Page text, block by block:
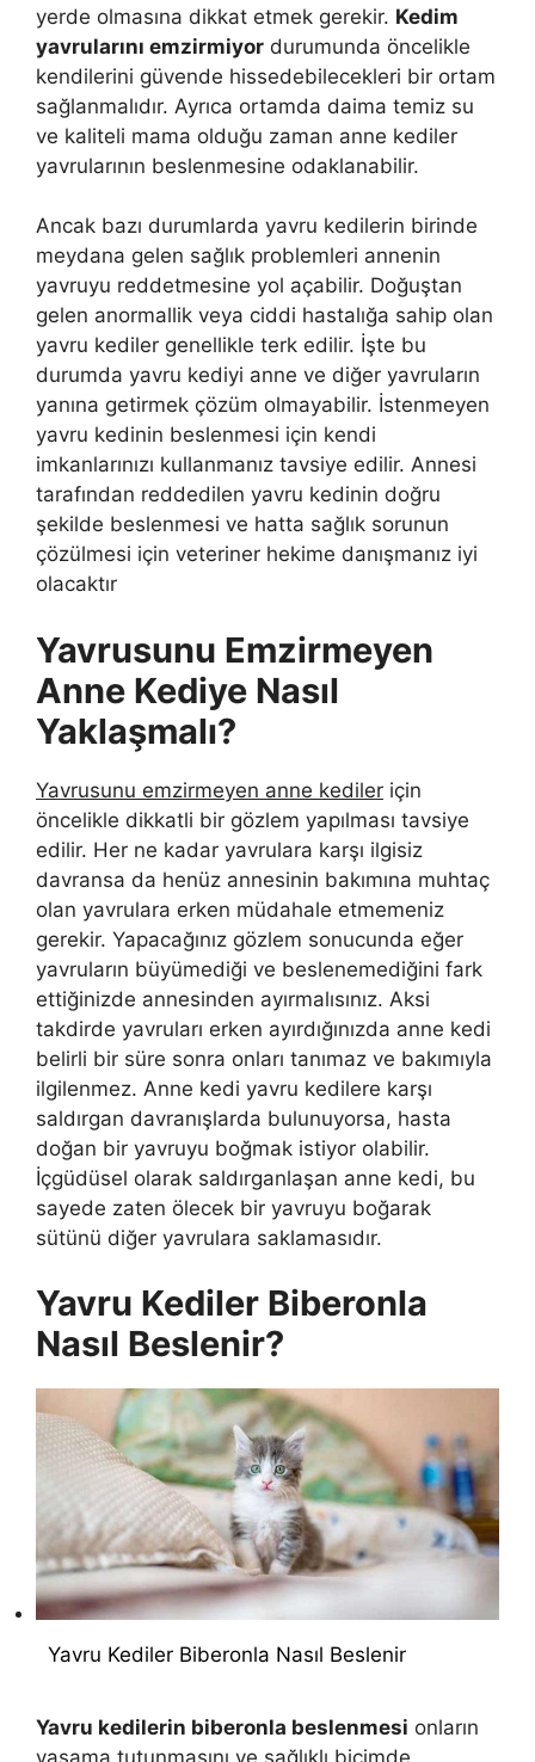
yerde olmasına dikkat etmek gerekir. Kedim
yavrularını emzirmiyor durumunda öncelikle
kendilerini güvende hissedebilecekleri bir ortam
sağlanmalıdır. Ayrıca ortamda daima temiz su
ve kaliteli mama olduğu zaman anne kediler
yavrularının beslenmesine odaklanabilir.
Ancak bazı durumlarda yavru kedilerin birinde
meydana gelen sağlık problemleri annenin
yavruyu reddetmesine yol açabilir. Doğuştan
gelen anormallik veya ciddi hastalığa sahip olan
yavru kediler genellikle terk edilir. İşte bu
durumda yavru kediyi anne ve diğer yavruların
yanına getirmek çözüm olmayabilir. İstenmeyen
yavru kedinin beslenmesi için kendi
imkanlarınızı kullanmanız tavsiye edilir. Annesi
tarafından reddedilen yavru kedinin doğru
şekilde beslenmesi ve hatta sağlık sorunun
çözülmesi için veteriner hekime danışmanız iyi
olacaktır
Yavrusunu Emzirmeyen
Anne Kediye Nasıl
Yaklaşmalı?
Yavrusunu emzirmeyen anne kediler için
öncelikle dikkatli bir gözlem yapılması tavsiye
edilir. Her ne kadar yavrulara karşı ilgisiz
davransa da henüz annesinin bakımına muhtaç
olan yavrulara erken müdahale etmemeniz
gerekir. Yapacağınız gözlem sonucunda eğer
yavruların büyümediği ve beslenemediğini fark
ettiğinizde annesinden ayırmalısınız. Aksi
takdirde yavruları erken ayırdığınızda anne kedi
belirli bir süre sonra onları tanımaz ve bakımıyla
ilgilenmez. Anne kedi yavru kedilere karşı
saldırgan davranışlarda bulunuyorsa, hasta
doğan bir yavruyu boğmak istiyor olabilir.
İçgüdüsel olarak saldırganlaşan anne kedi, bu
sayede zaten ölecek bir yavruyu boğarak
sütünü diğer yavrulara saklamasıdır.
Yavru Kediler Biberonla
Nasıl Beslenir?
Yavru Kediler Biberonla Nasıl Beslenir
Yavru kedilerin biberonla beslenmesi onların
yaşama tutunmasını ve sağlıklı biçimde